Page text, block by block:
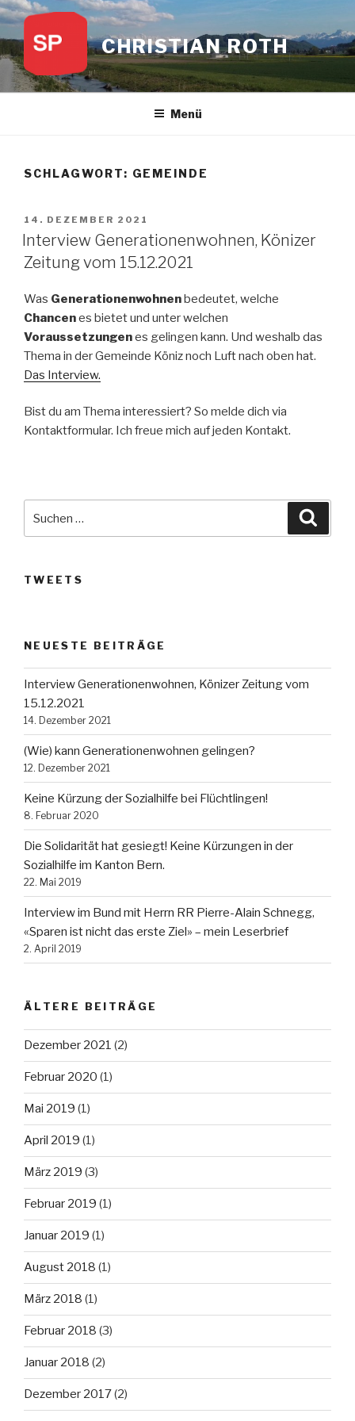
Zum
Inhalt
springen
CHRISTIAN ROTH
Menü
SCHLAGWORT: GEMEINDE
VERÖFFENTLICHT
AM
14. DEZEMBER 2021
Interview Generationenwohnen, Könizer
Zeitung vom 15.12.2021
Was Generationenwohnenbedeutet, welche
Chancenes bietet und unter welchen
Voraussetzungenes gelingen kann. Und weshalb das
Thema in der Gemeinde Köniz noch Luft nach oben hat.
Das Interview.
Bist du am Thema interessiert? So melde dich via
Kontaktformular. Ich freue mich auf jeden Kontakt.
nach:
TWEETS
NEUESTE BEITRÄGE
Interview Generationenwohnen, Könizer Zeitung vom
15.12.2021
14. Dezember 2021
(Wie) kann Generationenwohnen gelingen?
12. Dezember 2021
Keine Kürzung der Sozialhilfe bei Flüchtlingen!
8. Februar 2020
Die Solidarität hat gesiegt! Keine Kürzungen in der
Sozialhilfe im Kanton Bern.
22. Mai 2019
Interview im Bund mit Herrn RR Pierre-Alain Schnegg,
«Sparen ist nicht das erste Ziel» – mein Leserbrief
2. April 2019
ÄLTERE BEITRÄGE
Dezember 2021 (2)
Februar 2020 (1)
Mai 2019 (1)
April 2019 (1)
März 2019 (3)
Februar 2019 (1)
Januar 2019 (1)
August 2018 (1)
März 2018 (1)
Februar 2018 (3)
Januar 2018 (2)
Dezember 2017(2)